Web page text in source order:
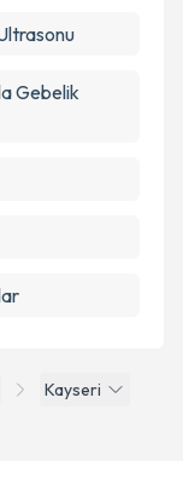
Kayseri
Gebelik